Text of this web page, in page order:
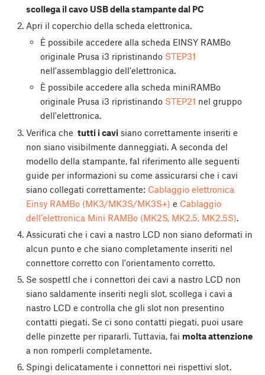
scollega il cavo USB della stampante dal PC
Apri il coperchio della scheda elettronica.
È possibile accedere alla scheda EINSY RAMBo
originale Prusa i3 ripristinando STEP31
nell'assemblaggio dell'elettronica.
È possibile accedere alla scheda miniRAMBo
originale Prusa i3 ripristinando STEP21 nel gruppo
dell'elettronica.
Verifica che tutti i cavisiano correttamente inseriti e
non siano visibilmente danneggiati. A seconda del
modello della stampante, faI riferimento alle seguenti
guide per informazioni su come assicurarsi che i cavi
siano collegati correttamente: Cablaggio elettronica
Einsy RAMBo (MK3/MK3S/MK3S+) e Cablaggio
dell'elettronica Mini RAMBo (MK2S, MK2.5, MK2.5S).
Assicurati che i cavi a nastro LCD non siano deformati in
alcun punto e che siano completamente inseriti nel
connettore corretto con l'orientamento corretto.
Se sospettI che i connettori dei cavi a nastro LCD non
siano saldamente inseriti negli slot, scollega i cavi a
nastro LCD e controlla che gli slot non presentino
contatti piegati. Se ci sono contatti piegati, puoi usare
delle pinzette per ripararli. Tuttavia, fai molta attenzione
a non romperli completamente.
Spingi delicatamente i connettori nei rispettivi slot.